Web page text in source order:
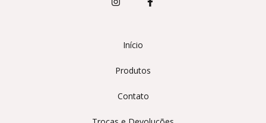
Início
Produtos
Contato